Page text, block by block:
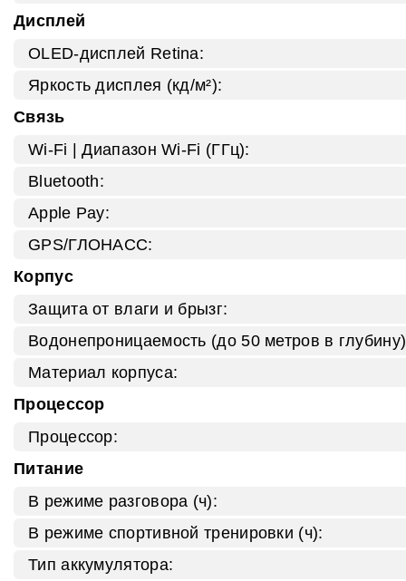
Дисплей
OLED-дисплей Retina:
Яркость дисплея (кд/м²):
Связь
Wi-Fi | Диапазон Wi-Fi (ГГц):
Bluetooth:
Apple Pay:
GPS/ГЛОНАСС:
Корпус
Защита от влаги и брызг:
Водонепроницаемость (до 50 метров в
Материал корпуса:
Процессор
Процессор:
Питание
В режиме разговора (ч):
В режиме спортивной тренировки (ч):
Тип аккумулятора: